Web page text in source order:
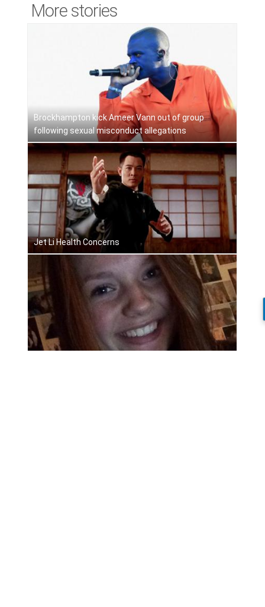
More stories
Brockhampton kick Ameer Vann out of group
following sexual misconduct allegations
Jet Li Health Concerns